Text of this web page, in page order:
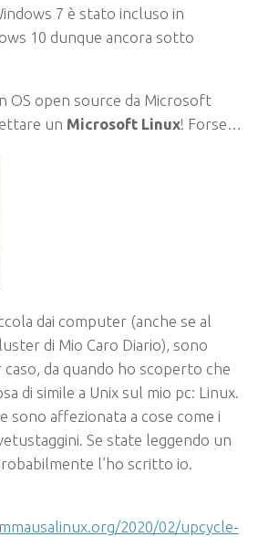
7 è stato incluso in
10 dunque ancora sotto
OS open source da Microsoft
un Microsoft Linux! Forse…
dai computer (anche se al
di Mio Caro Diario), sono
da quando ho scoperto che
di simile a Unix sul mio pc: Linux.
sono affezionata a cose come i
Se state leggendo un
l’ho scritto io.
2020/02/upcycle-